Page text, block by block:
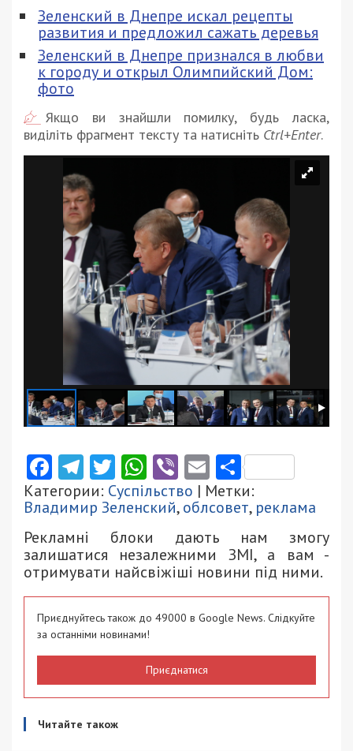
Зеленский в Днепре искал рецепты
развития и предложил сажать деревья
Зеленский в Днепре признался в любви
к городу и открыл Олимпийский Дом:
фото
Якщо ви знайшли помилку, будь ласка,
виділіть фрагмент тексту та натисніть Ctrl+Enter.
Facebook
Telegram
Twitter
WhatsApp
ViberEmail
Категории: Суспільство | Метки:
Владимир Зеленский,облсовет, реклама
Рекламні блоки дають нам змогу
залишатися незалежними ЗМІ, а вам -
отримувати найсвіжіші новини під ними.
Приєднуйтесь також до 49000 в Google News. Слідкуйте
за останніми новинами!
Приєднатися
Читайте також